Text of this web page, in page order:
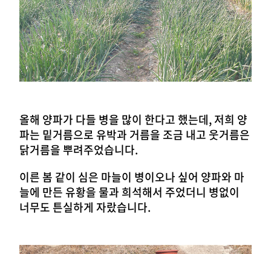
올해 양파가 다들 병을 많이 한다고 했는데, 저희 양
파는 밑거름으로 유박과 거름을 조금 내고 웃거름은
닭거름을 뿌려주었습니다.
이른 봄 같이 심은 마늘이 병이오나 싶어 양파와 마
늘에 만든 유황을 물과 희석해서 주었더니 병없이
너무도 튼실하게 자랐습니다.